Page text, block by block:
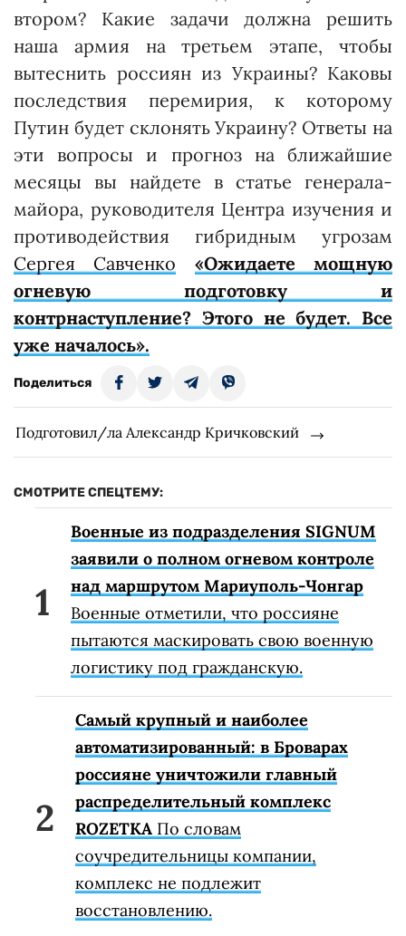
втором? Какие задачи должна решить
наша армия на третьем этапе, чтобы
вытеснить россиян из Украины? Каковы
последствия перемирия, к которому
Путин будет склонять Украину? Ответы на
эти вопросы и прогноз на ближайшие
месяцы вы найдете в статье генерала-
майора, руководителя Центра изучения и
противодействия гибридным угрозам
Сергея Савченко
«Ожидаете мощную
огневую подготовку и
контрнаступление? Этого не будет. Все
уже началось».
Поделиться
Подготовил/ла Александр Кричковский
СМОТРИТЕ СПЕЦТЕМУ:
Военные из подразделения SIGNUM
заявили о полном огневом контроле
над маршрутом Мариуполь-Чонгар
Военные отметили, что россияне
пытаются маскировать свою военную
логистику под гражданскую.
Самый крупный и наиболее
автоматизированный: в Броварах
россияне уничтожили главный
распределительный комплекс
ROZETKA По словам
соучредительницы компании,
комплекс не подлежит
восстановлению.